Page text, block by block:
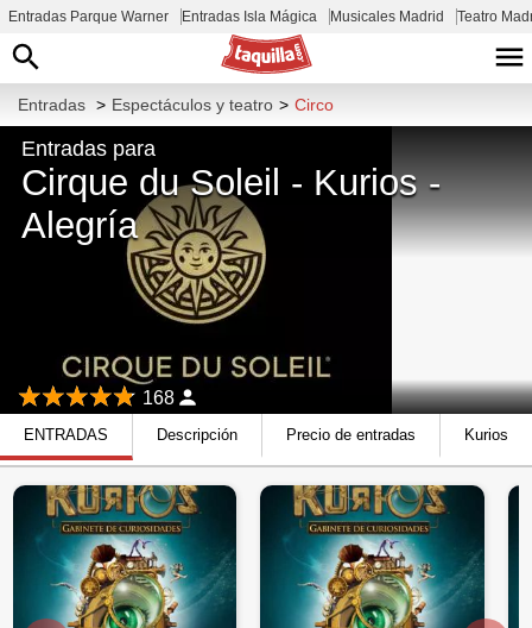
Entradas Parque Warner Entradas Isla Mágica Musicales Madrid Teatro
Entradas > Espectáculos y teatro > Circo
Entradas para
Cirque du Soleil - Kurios -
Alegría
168
ENTRADAS Descripción Precio de entradas Kurios